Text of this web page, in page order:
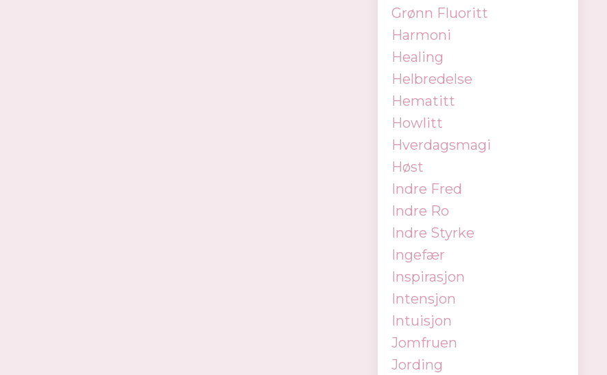
Grønn Fluoritt
Harmoni
Healing
Helbredelse
Hematitt
Howlitt
Hverdagsmagi
Høst
Indre Fred
Indre Ro
Indre Styrke
Ingefær
Inspirasjon
Intensjon
Intuisjon
Jomfruen
Jording